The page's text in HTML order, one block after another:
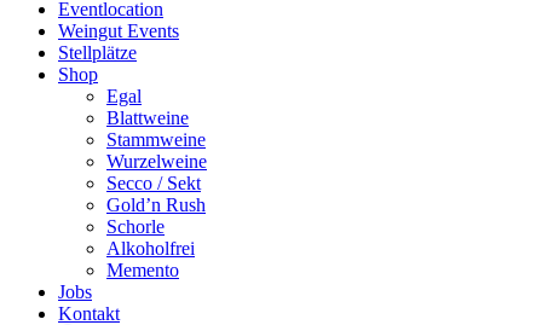
Eventlocation
Weingut Events
Stellplätze
Shop
Egal
Blattweine
Stammweine
Wurzelweine
Secco / Sekt
Gold’n Rush
Schorle
Alkoholfrei
Memento
Jobs
Kontakt